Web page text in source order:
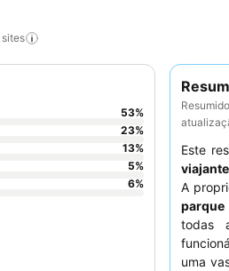
sites
Este
A
parque
todas
uma
53%
23%
13%
5%
6%